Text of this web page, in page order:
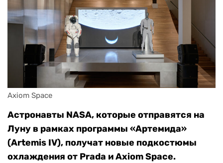
Axiom Space
Астронавты NASA, которые отправятся на
Луну в рамках программы «Артемида»
(Artemis IV), получат новые подкостюмы
охлаждения от Prada и Axiom Space.